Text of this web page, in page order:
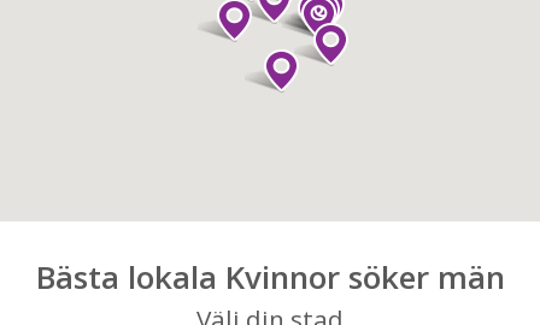
Bästa lokala Kvinnor söker män